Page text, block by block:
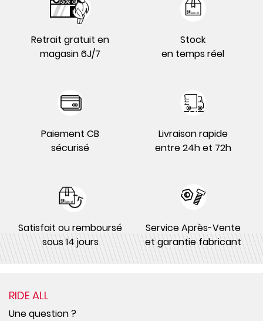
Retrait gratuit en
magasin 6J/7
Stock
en temps réel
Paiement CB
sécurisé
Livraison rapide
entre 24h et 72h
Satisfait ou remboursé
sous 14 jours
Service Après-Vente
et garantie fabricant
RIDE ALL
Une question ?